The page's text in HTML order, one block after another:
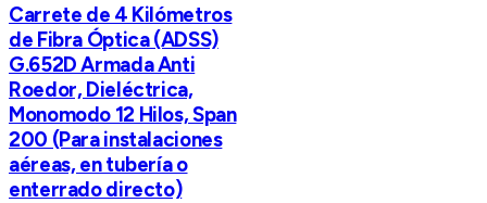
Carrete de 4 Kilómetros
de Fibra Óptica (ADSS)
G.652D Armada Anti
Roedor, Dieléctrica,
Monomodo 12 Hilos, Span
200 (Para instalaciones
aéreas, en tubería o
enterrado directo)